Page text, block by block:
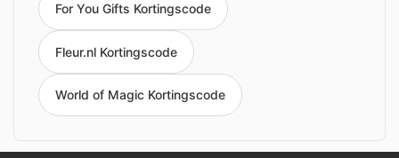
For You Gifts Kortingscode
Fleur.nl Kortingscode
World of Magic Kortingscode